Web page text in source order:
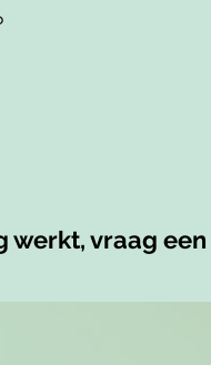
werkt, vraag een